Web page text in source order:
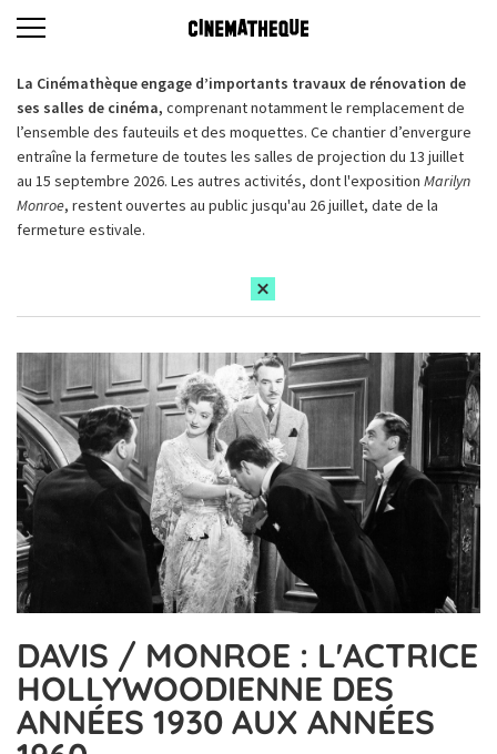
La Cinémathèque engage d’importants travaux de rénovation de
ses salles de cinéma, comprenant notamment le remplacement de
l’ensemble des fauteuils et des moquettes. Ce chantier d’envergure
entraîne la fermeture de toutes les salles de projection du 13 juillet
au 15 septembre 2026. Les autres activités, dont l'exposition Marilyn
Monroe, restent ouvertes au public jusqu'au 26 juillet, date de la
fermeture estivale.
DAVIS / MONROE : L'ACTRICE
HOLLYWOODIENNE DES
ANNÉES 1930 AUX ANNÉES